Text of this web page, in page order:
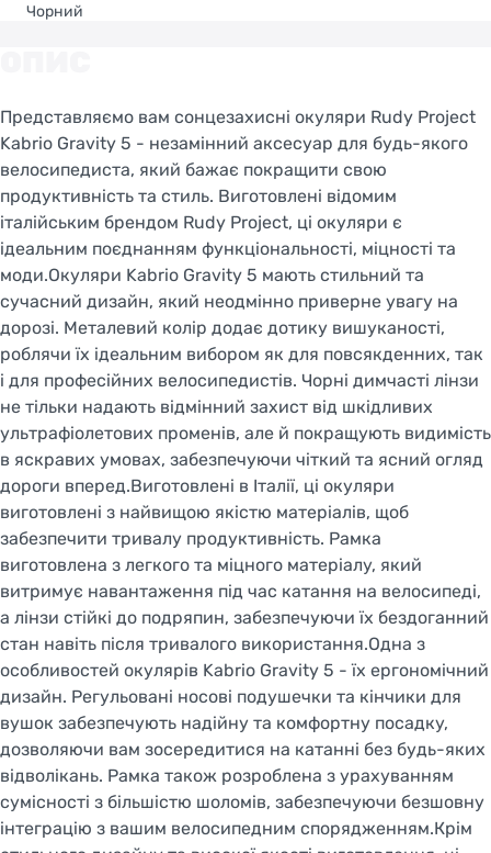
Чорний
Представляємо вам сонцезахисні окуляри Rudy Project
Kabrio Gravity 5 - незамінний аксесуар для будь-якого
велосипедиста, який бажає покращити свою
продуктивність та стиль. Виготовлені відомим
італійським брендом Rudy Project, ці окуляри є
ідеальним поєднанням функціональності, міцності та
моди.Окуляри Kabrio Gravity 5 мають стильний та
сучасний дизайн, який неодмінно приверне увагу на
дорозі. Металевий колір додає дотику вишуканості,
роблячи їх ідеальним вибором як для повсякденних, так
і для професійних велосипедистів. Чорні димчасті лінзи
не тільки надають відмінний захист від шкідливих
ультрафіолетових променів, але й покращують видимість
в яскравих умовах, забезпечуючи чіткий та ясний огляд
дороги вперед.Виготовлені в Італії, ці окуляри
виготовлені з найвищою якістю матеріалів, щоб
забезпечити тривалу продуктивність. Рамка
виготовлена з легкого та міцного матеріалу, який
витримує навантаження під час катання на велосипеді,
а лінзи стійкі до подряпин, забезпечуючи їх бездоганний
стан навіть після тривалого використання.Одна з
особливостей окулярів Kabrio Gravity 5 - їх ергономічний
дизайн. Регульовані носові подушечки та кінчики для
вушок забезпечують надійну та комфортну посадку,
дозволяючи вам зосередитися на катанні без будь-яких
відволікань. Рамка також розроблена з урахуванням
сумісності з більшістю шоломів, забезпечуючи безшовну
інтеграцію з вашим велосипедним спорядженням.Крім